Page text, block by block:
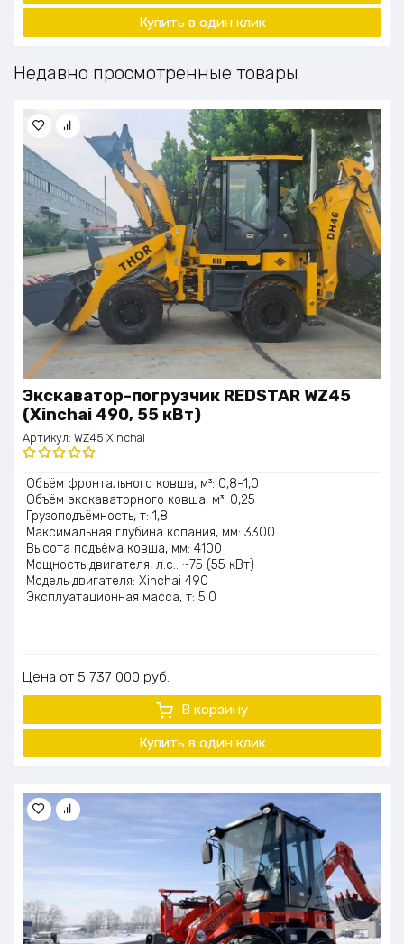
Купить в один клик
Недавно просмотренные товары
Экскаватор-погрузчик REDSTAR WZ45
(Xinchai 490, 55 кВт)
Артикул: WZ45 Xinchai
Оценка
5.00из 5
Объём фронтального ковша, м³: 0,8–1,0
Объём экскаваторного ковша, м³: 0,25
Грузоподъёмность, т: 1,8
Максимальная глубина копания, мм: 3300
Высота подъёма ковша, мм: 4100
Мощность двигателя, л.с.: ~75 (55 кВт)
Модель двигателя: Xinchai 490
Эксплуатационная масса, т: 5,0
Цена 5 737 000 руб.
В корзину
Купить в один клик